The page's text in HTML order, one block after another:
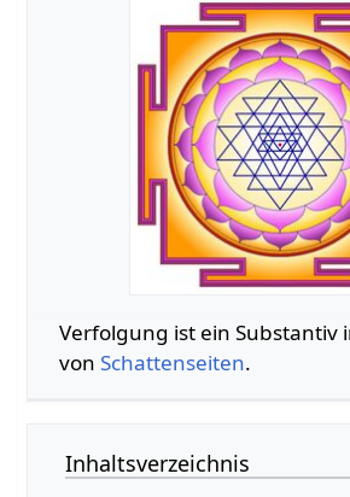
Verfolgung‏‎ ist ein Substantiv im Kontext
von Schattenseiten.
Inhaltsverzeichnis